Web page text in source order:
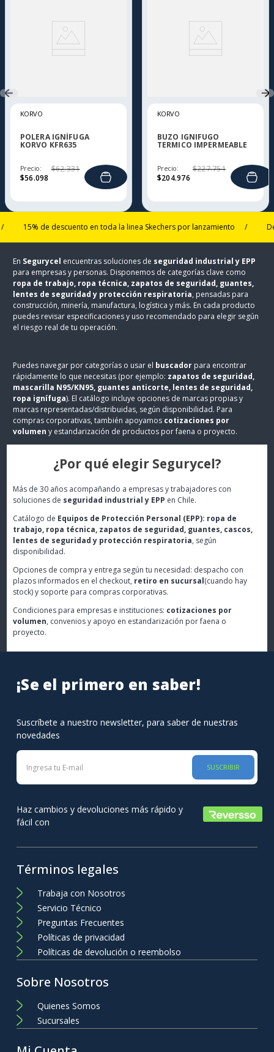
KORVO
POLERA IGNÍFUGA
KORVO KFR635
Precio:
$56.098
$62.331
KORVO
BUZO IGNIFUGO
TERMICO IMPERMEABLE
Precio:
$204.976
$227.751
15% de descuento en toda la linea Skechers por lanzamiento /
En Segurycel encuentras soluciones de seguridad industrial y EPP
para empresas y personas. Disponemos de categorías clave como
ropa de trabajo, ropa técnica, zapatos de seguridad, guantes,
lentes de seguridad y protección respiratoria, pensadas para
construcción, minería, manufactura, logística y más. En cada producto
puedes revisar especificaciones y uso recomendado para elegir según
el riesgo real de tu operación.
Puedes navegar por categorías o usar el buscador para encontrar
rápidamente lo que necesitas (por ejemplo: zapatos de seguridad,
mascarilla N95/KN95, guantes anticorte, lentes de seguridad,
ropa ignífuga). El catálogo incluye opciones de marcas propias y
marcas representadas/distribuidas, según disponibilidad. Para
compras corporativas, también apoyamos cotizaciones por
volumen y estandarización de productos por faena o proyecto.
¿Por qué elegir Segurycel?
Más de 30 años acompañando a empresas y trabajadores con
soluciones de seguridad industrial y EPP en Chile.
Catálogo de Equipos de Protección Personal (EPP): ropa de
trabajo, ropa técnica, zapatos de seguridad, guantes, cascos,
lentes de seguridad y protección respiratoria, según
disponibilidad.
Opciones de compra y entrega según tu necesidad: despacho con
plazos informados en el checkout, retiro en sucursal(cuando hay
stock) y soporte para compras corporativas.
Condiciones para empresas e instituciones: cotizaciones por
volumen, convenios y apoyo en estandarización por faena o
proyecto.
¡Se el primero en saber!
Suscríbete a nuestro newsletter, para saber de nuestras
novedades
SUSCRIBIR
Haz cambios y devoluciones más rápido y
fácil con
Términos legales
Trabaja con Nosotros
Servicio Técnico
Preguntas Frecuentes
Políticas de privacidad
Políticas de devolución o reembolso
Sobre Nosotros
Quienes Somos
Sucursales